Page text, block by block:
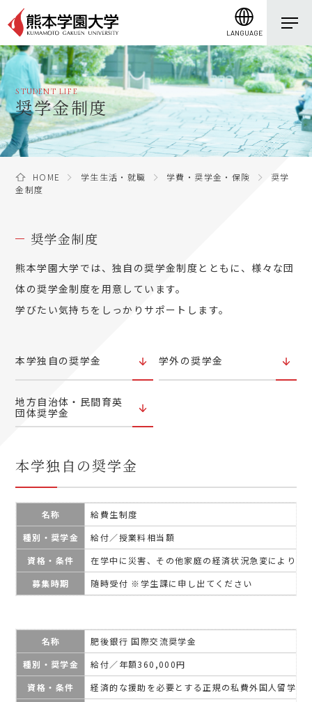
LANGUAGE
STUDENT LIFE
奨学金制度
HOME 学生生活・就職 学費・奨学金・保険
奨学
金制度
奨学金制度
熊本学園大学では、独自の奨学金制度とともに、様々な団
体の奨学金制度を用意しています。
学びたい気持ちをしっかりサポートします。
本学独自の奨学金 学外の奨学金
地方自治体・民間育英
団体奨学金
本学独自の奨学金
名称
給費生制度
種別・奨学金
給付／授業料相当額
資格・条件
在学中に災害、その他家庭の経済状況急変により
募集時期
随時受付 ※学生課に申し出てください
名称
肥後銀行 国際交流奨学金
種別・奨学金
給付／年額360,000円
資格・条件
経済的な援助を必要とする正規の私費外国人留学生